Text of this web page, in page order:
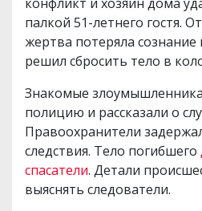
палкой 51-летнего гостя.
жертва потеряла
решил сбросить тело в
Знакомые
полицию и рассказали о
Правоохранители
следствия. Тело погибшего
спасатели. Детали
выяснять следователи.